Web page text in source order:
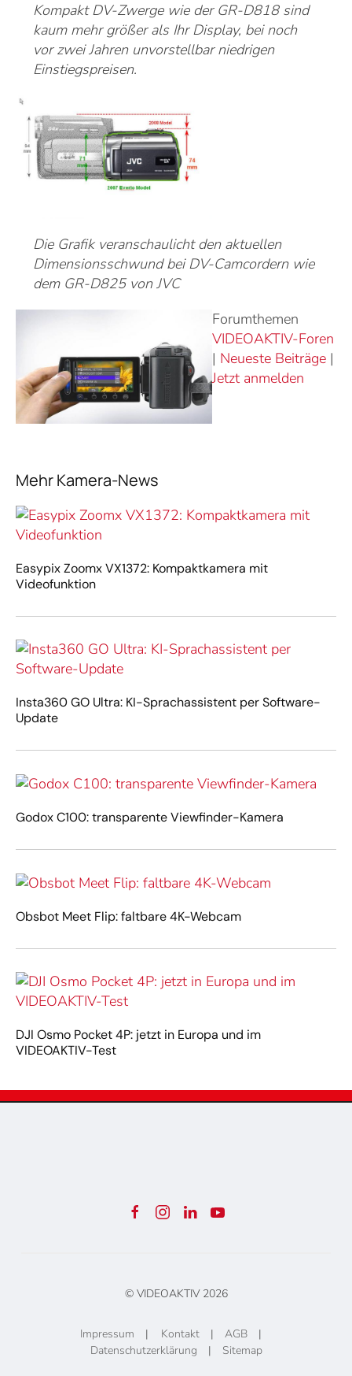
Kompakt DV-Zwerge wie der GR-D818 sind
kaum mehr größer als Ihr Display, bei noch
vor zwei Jahren unvorstellbar niedrigen
Einstiegspreisen.
Die Grafik veranschaulicht den aktuellen
Dimensionsschwund bei DV-Camcordern wie
dem GR-D825 von JVC
Forumthemen
VIDEOAKTIV-Foren
| Neueste Beiträge |
Jetzt anmelden
Mehr Kamera-News
Easypix Zoomx VX1372: Kompaktkamera mit
Videofunktion
Insta360 GO Ultra: KI-Sprachassistent per Software-
Update
Godox C100: transparente Viewfinder-Kamera
Obsbot Meet Flip: faltbare 4K-Webcam
DJI Osmo Pocket 4P: jetzt in Europa und im
VIDEOAKTIV-Test
© VIDEOAKTIV 2026
Impressum | Kontakt| AGB|
Datenschutzerklärung | Sitemap